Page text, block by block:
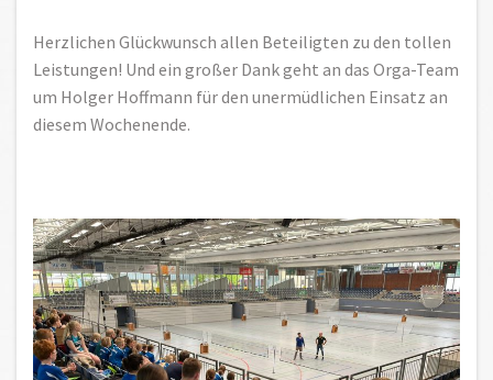
Herzlichen Glückwunsch allen Beteiligten zu den tollen
Leistungen! Und ein großer Dank geht an das Orga-Team
um Holger Hoffmann für den unermüdlichen Einsatz an
diesem Wochenende.